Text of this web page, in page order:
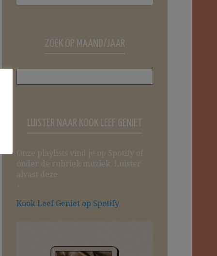
ZOEK OP MAAND/JAAR
LUISTER NAAR KOOK LEEF GENIET
Onze playlists vind je op Spotify of
onder de rubriek muziek. Luister
alvast deze
↓
Kook Leef Geniet op Spotify